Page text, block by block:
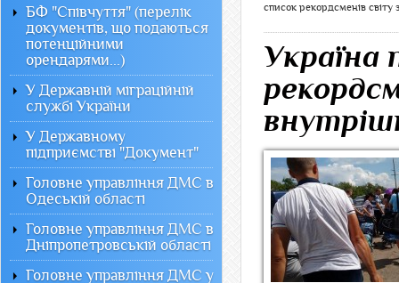
список рекордсменів світу
Україна
БФ "Співчуття" (перелік
документів, що подаються
потенційними
орендарями...)
У Державній міграційній
службі України
У Державному
підприємстві "Документ"
Головне управління ДМС в
Одеській області
Головне управління ДМС в
Дніпропетровській області
Головне управління ДМС у